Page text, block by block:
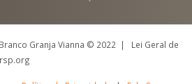
Granja Vianna © 2022 | Lei Geral de